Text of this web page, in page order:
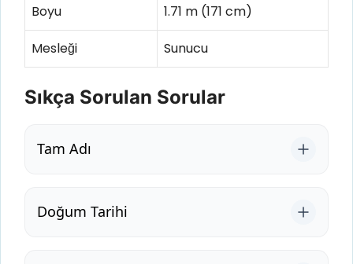
Boyu 1.71 m (171 cm)
Mesleği Sunucu
Sıkça Sorulan Sorular
Tam Adı
Doğum Tarihi